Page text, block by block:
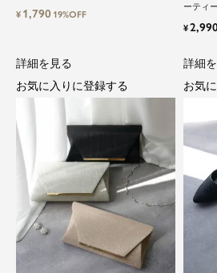
特別な日だけではもった
と気軽に自由にドレスを
¥ 1,790 19%OFF
ーティ
¥
詳細を見る
お気に入りに登録する
詳細
お気